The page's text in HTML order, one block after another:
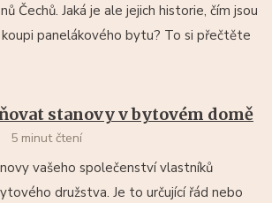
Čechů. Jaká je ale jejich historie, čím jsou
koupi panelákového bytu? To si přečtěte
stanovy v bytovém domě
5 minut čtení
vašeho společenství vlastníků
družstva. Je to určující řád nebo